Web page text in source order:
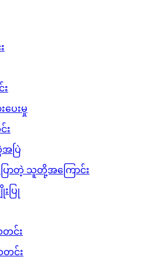
ေးမှု
း
ပြဲ
ာတဲ့ သူတို့အကြောင်း
ပြု
တင်း
င်း